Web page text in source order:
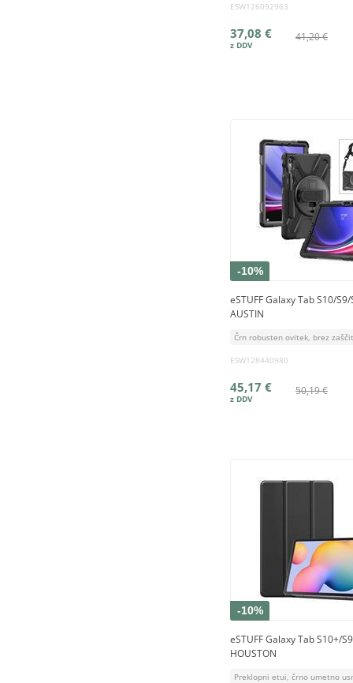
ESW126092963
41,20 €
37,08 €
-10%
eSTUFF Galaxy Tab S10/
AUSTIN
Črn robusten ovitek, brez
ESW128440980
50,19 €
45,17 €
-10%
eSTUFF Galaxy Tab S10+/
HOUSTON
Preklopni etui, črno umetno